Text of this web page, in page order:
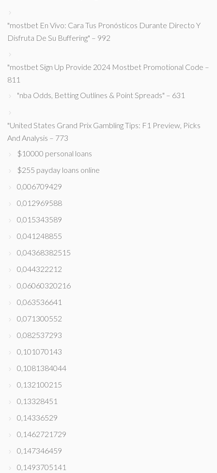
"mostbet En Vivo: Cara Tus Pronósticos Durante Directo Y
Disfruta De Su Buffering" – 992
"mostbet Sign Up Provide 2024 Mostbet Promotional Code –
811
"nba Odds, Betting Outlines & Point Spreads" – 631
"United States Grand Prix Gambling Tips: F1 Preview, Picks
And Analysis – 773
$10000 personal loans
$255 payday loans online
0,006709429
0,012969588
0,015343589
0,041248855
0,04368382515
0,044322212
0,06060320216
0,063536641
0,071300552
0,082537293
0,101070143
0,1081384044
0,132100215
0,13328451
0,14336529
0,1462721729
0,147346459
0,1493705141